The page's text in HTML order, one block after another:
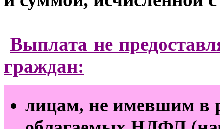
Выплата не
граждан:
лицам, не имевшим в